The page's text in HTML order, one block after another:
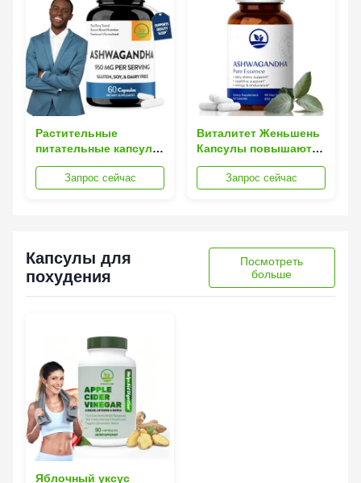
Растительные
питательные капсулы
корня ашваганды
Добавка для
Запрос сейчас
Виталитет Женьшень
Капсулы повышают
энергию Укрепляют
иммунитет
Запрос сейчас
Капсулы для
похудения
Посмотреть
больше
Яблочный уксус